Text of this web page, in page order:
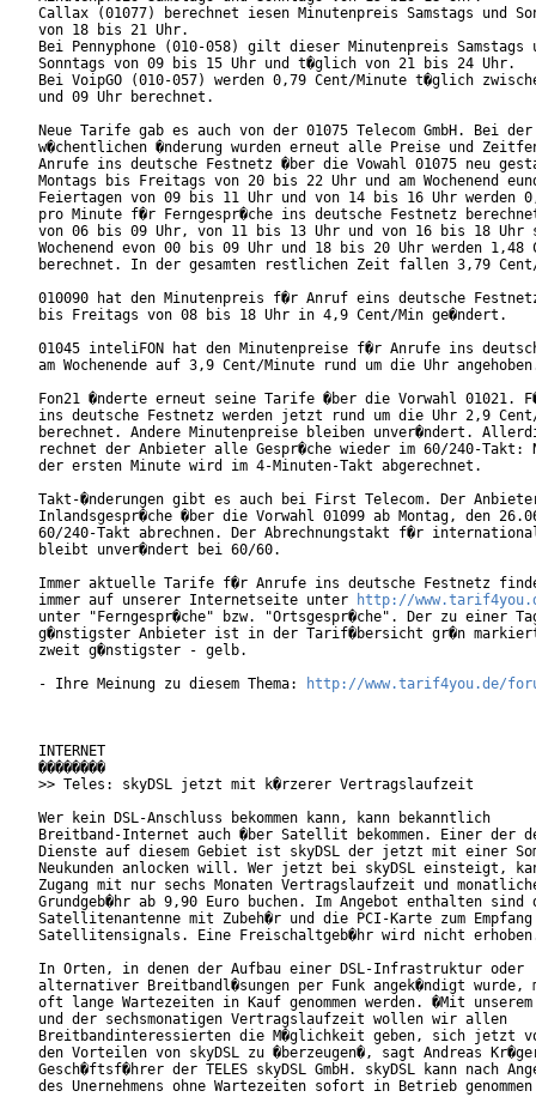
Callax (01077) berechnet iesen Minutenpreis Samstags und
von 18 bis 21 Uhr.
Bei Pennyphone (010-058) gilt dieser Minutenpreis Samstags
Sonntags von 09 bis 15 Uhr und t�glich von 21 bis 24 Uhr.
Bei VoipGO (010-057) werden 0,79 Cent/Minute t�glich
und 09 Uhr berechnet.
Neue Tarife gab es auch von der 01075 Telecom GmbH. Bei der
w�chentlichen �nderung wurden erneut alle Preise und
Anrufe ins deutsche Festnetz �ber die Vowahl 01075 neu
Montags bis Freitags von 20 bis 22 Uhr und am Wochenend
Feiertagen von 09 bis 11 Uhr und von 14 bis 16 Uhr werden
pro Minute f�r Ferngespr�che ins deutsche Festnetz
von 06 bis 09 Uhr, von 11 bis 13 Uhr und von 16 bis 18 Uhr
Wochenend evon 00 bis 09 Uhr und 18 bis 20 Uhr werden 1,48
berechnet. In der gesamten restlichen Zeit fallen 3,79
010090 hat den Minutenpreis f�r Anruf eins deutsche
bis Freitags von 08 bis 18 Uhr in 4,9 Cent/Min ge�ndert.
01045 inteliFON hat den Minutenpreise f�r Anrufe ins
am Wochenende auf 3,9 Cent/Minute rund um die Uhr
Fon21 �nderte erneut seine Tarife �ber die Vorwahl 01021.
ins deutsche Festnetz werden jetzt rund um die Uhr 2,9
berechnet. Andere Minutenpreise bleiben unver�ndert.
rechnet der Anbieter alle Gespr�che wieder im 60/240-Takt:
der ersten Minute wird im 4-Minuten-Takt abgerechnet.
Takt-�nderungen gibt es auch bei First Telecom. Der
Inlandsgespr�che �ber die Vorwahl 01099 ab Montag, den
60/240-Takt abrechnen. Der Abrechnungstakt f�r
bleibt unver�ndert bei 60/60.
Immer aktuelle Tarife f�r Anrufe ins deutsche Festnetz
immer auf unserer Internetseite unter
http://
unter "Ferngespr�che" bzw. "Ortsgespr�che". Der zu einer
g�nstigster Anbieter ist in der Tarif�bersicht gr�n
zweit g�nstigster - gelb.
- Ihre Meinung zu diesem Thema:
http://www.tarif4you.de/
INTERNET
��������
>> Teles: skyDSL jetzt mit k�rzerer Vertragslaufzeit
Wer kein DSL-Anschluss bekommen kann, kann bekanntlich
Breitband-Internet auch �ber Satellit bekommen. Einer der
Dienste auf diesem Gebiet ist skyDSL der jetzt mit einer
Neukunden anlocken will. Wer jetzt bei skyDSL einsteigt,
Zugang mit nur sechs Monaten Vertragslaufzeit und
Grundgeb�hr ab 9,90 Euro buchen. Im Angebot enthalten sind
Satellitenantenne mit Zubeh�r und die PCI-Karte zum Empfang
Satellitensignals. Eine Freischaltgeb�hr wird nicht
In Orten, in denen der Aufbau einer DSL-Infrastruktur oder
alternativer Breitbandl�sungen per Funk angek�ndigt wurde,
oft lange Wartezeiten in Kauf genommen werden. �Mit unserem
und der sechsmonatigen Vertragslaufzeit wollen wir allen
Breitbandinteressierten die M�glichkeit geben, sich jetzt
den Vorteilen von skyDSL zu �berzeugen�, sagt Andreas
Gesch�ftsf�hrer der TELES skyDSL GmbH. skyDSL kann nach
des Unernehmens ohne Wartezeiten sofort in Betrieb